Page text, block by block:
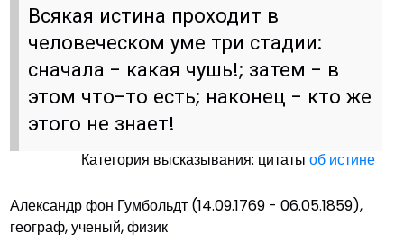
Всякая истина проходит в
человеческом уме три стадии:
сначала - какая чушь!; затем - в
этом что-то есть; наконец - кто же
этого не знает!
Категория высказывания: цитатыоб истине
Александр фон Гумбольдт (14.09.1769 - 06.05.1859),
географ, ученый, физик